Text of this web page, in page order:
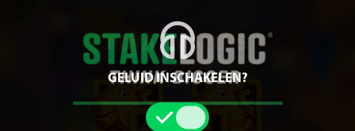
100%
GELUID INSCHAKELEN?